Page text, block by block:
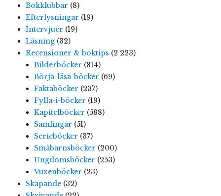
Bokklubbar (8)
Efterlysningar (19)
Intervjuer (19)
Läsning(32)
Recensioner & boktips (2 223)
Bilderböcker (814)
Börja-läsa-böcker (69)
Faktaböcker (237)
Fylla-i-böcker (19)
Kapitelböcker (588)
Samlingar (51)
Serieböcker (37)
Småbarnsböcker (200)
Ungdomsböcker (253)
Vuxenböcker (23)
Skapande(32)